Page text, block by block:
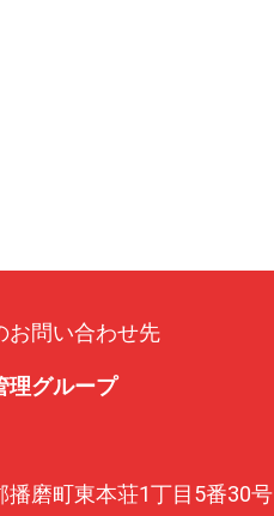
お問い合わせ先
理グループ
播磨町東本荘1丁目5番30号